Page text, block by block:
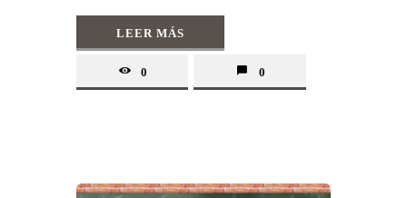
LEER MÁS
0 0